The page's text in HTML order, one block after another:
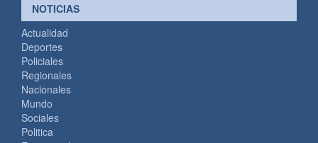
NOTICIAS
Actualidad
Deportes
Policiales
Regionales
Nacionales
Mundo
Sociales
Politica